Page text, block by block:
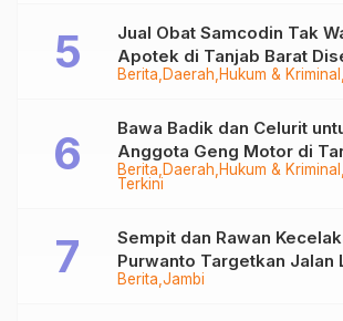
Berita Daerah Hukum & Kriminal
Jual Obat Samcodin Tak
Apotek di Tanjab Barat
Berita Daerah Hukum & Kriminal
Terkini
Bawa Badik dan Celurit
Anggota Geng Motor di
Diringkus
Berita Jambi
Sempit dan Rawan
Purwanto Targetkan Jalan
Tungkal-Jambi Mulus di